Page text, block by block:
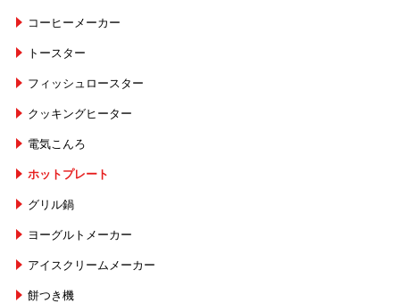
コーヒーメーカー
トースター
フィッシュロースター
クッキングヒーター
電気こんろ
ホットプレート
グリル鍋
ヨーグルトメーカー
アイスクリームメーカー
餅つき機